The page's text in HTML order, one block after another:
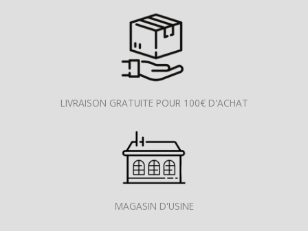
LIVRAISON GRATUITE POUR 100€ D'ACHAT
MAGASIN D'USINE